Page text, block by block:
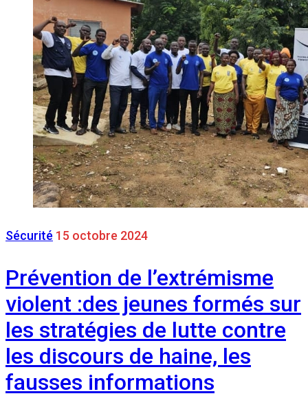
Sécurité 15 octobre 2024
Prévention de l’extrémisme
violent :des jeunes formés sur
les stratégies de lutte contre
les discours de haine, les
fausses informations